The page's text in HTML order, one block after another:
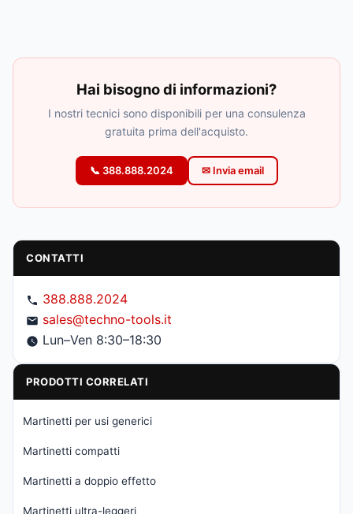
Hai bisogno di informazioni?
I nostri tecnici sono disponibili per una consulenza
gratuita prima dell'acquisto.
📞 388.888.2024 ✉ Invia email
CONTATTI
388.888.2024
sales@techno-tools.it
Lun–Ven 8:30–18:30
PRODOTTI CORRELATI
Martinetti per usi generici
Martinetti compatti
Martinetti a doppio effetto
Martinetti ultra-leggeri